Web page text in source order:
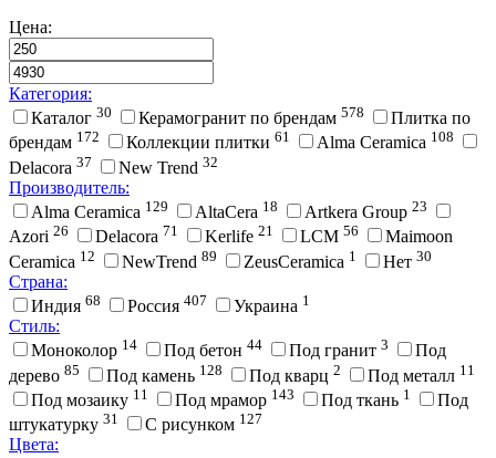
Цена:
Категория:
Каталог 30 Керамогранит по брендам 578
Плитка по
брендам 172 Коллекции плитки 61 Alma Ceramica 108
Delacora 37 New Trend 32
Производитель:
Alma Ceramica 129 AltaCera 18 Artkera Group 23
Azori 26 Delacora 71 Kerlife 21 LCM 56
Maimoon
Ceramica 12 NewTrend 89 ZeusCeramica 1 Нет 30
Страна:
Индия 68 Россия 407 Украина 1
Стиль:
Моноколор 14 Под бетон 44 Под гранит 3
Под
дерево 85 Под камень 128 Под кварц 2 Под металл 11
Под мозаику 11 Под мрамор 143 Под ткань 1
Под
штукатурку 31 С рисунком 127
Цвета: